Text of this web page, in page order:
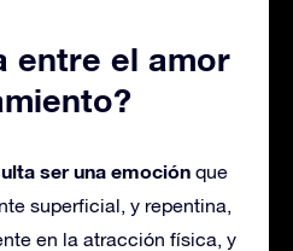
entre el amor
ser una emoción que
superficial, y repentina,
en la atracción física, y